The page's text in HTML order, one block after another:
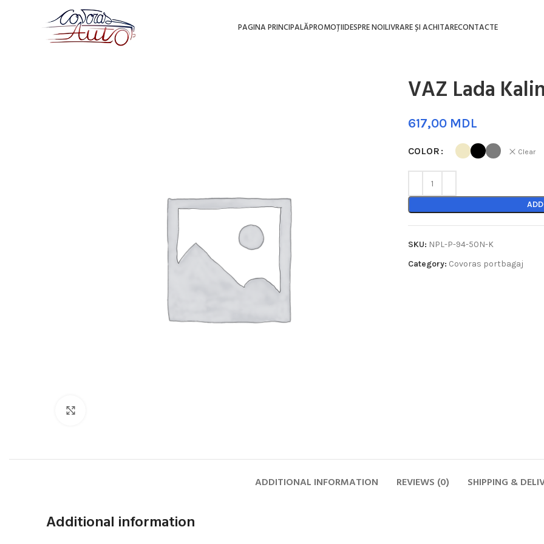
PAGINA PRINCIPALĂPROMOȚIIDESPRE NOILIVRARE ȘI ACHITARECONTACTE
VAZ Lada
MDL
COLOR Clear
SKU: NPL-P-94-50N-K
Category: Covoras portbagaj
ADDITIONAL INFORMATION REVIEWS (0) SHIPPING &
Additional information